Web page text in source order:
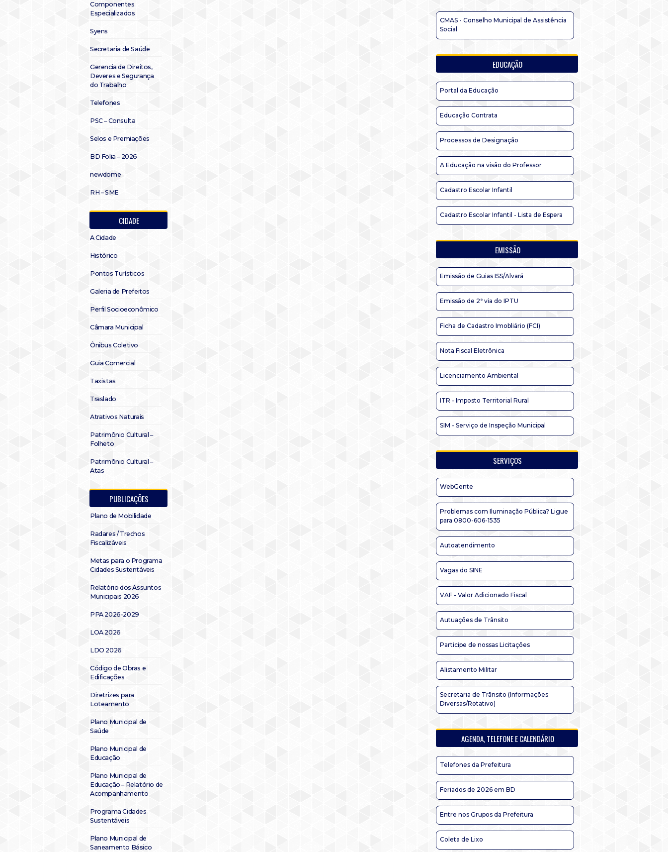
Componentes
Especializados
Syens
Secretaria de Saúde
Gerencia de Direitos,
Deveres e Segurança
do Trabalho
Telefones
PSC – Consulta
Selos e Premiações
BD Folia – 2026
newdome
RH – SME
CIDADE
A Cidade
Histórico
Pontos Turísticos
Galeria de Prefeitos
Perfil Socioeconômico
Câmara Municipal
Ônibus Coletivo
Guia Comercial
Taxistas
Traslado
Atrativos Naturais
Patrimônio Cultural –
Folheto
Patrimônio Cultural –
Atas
PUBLICAÇÕES
Plano de Mobilidade
Radares / Trechos
Fiscalizáveis
Metas para o Programa
Cidades Sustentáveis
Relatório dos Assuntos
Municipais 2026
PPA 2026-2029
LOA 2026
LDO 2026
Código de Obras e
Edificações
Diretrizes para
Loteamento
Plano Municipal de
Saúde
Plano Municipal de
Educação
Plano Municipal de
Educação – Relatório de
Acompanhamento
Programa Cidades
Sustentáveis
Plano Municipal de
Saneamento Básico
CMAS - Conselho Municipal de Assistência
Social
EDUCAÇÃO
Portal da Educação
Educação Contrata
Processos de Designação
A Educação na visão do Professor
Cadastro Escolar Infantil
Cadastro Escolar Infantil - Lista de Espera
EMISSÃO
Emissão de Guias ISS/Alvará
Emissão de 2ª via do IPTU
Ficha de Cadastro Imobliário (FCI)
Nota Fiscal Eletrônica
Licenciamento Ambiental
ITR - Imposto Territorial Rural
SIM - Serviço de Inspeção Municipal
SERVIÇOS
WebGente
Problemas com Iluminação Pública? Ligue
para 0800-606-1535
Autoatendimento
Vagas do SINE
VAF - Valor Adicionado Fiscal
Autuações de Trânsito
Participe de nossas Licitações
Alistamento Militar
Secretaria de Trânsito (Informações
Diversas/Rotativo)
AGENDA, TELEFONE E CALENDÁRIO
Telefones da Prefeitura
Feriados de 2026 em BD
Entre nos Grupos da Prefeitura
Coleta de Lixo